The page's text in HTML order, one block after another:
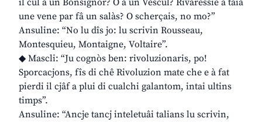
il cûl a un Bonsignôr? O a un Vescul? Rivaressie a taiâ
une vene par fâ un salàs? O scherçais, no mo?”
Ansuline: “No lu dîs jo: lu scrivin Rousseau,
Montesquieu, Montaigne, Voltaire”.
◆ Mascli: “Ju cognòs ben: rivoluzionaris, po!
Sporcacjons, fîs di chê Rivoluzion mate che e à fat
pierdi il cjâf a plui di cualchi galantom, intai ultins
timps”.
Ansuline: “Ancje tancj inteletuâi talians lu scrivin,